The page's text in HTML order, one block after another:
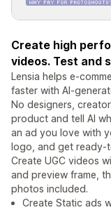
Create high
videos. Test and
Lensia helps e-
faster with AI-
No designers,
product and tell AI
an ad you love with
logo, and get
Create UGC videos
and preview frame,
photos included.
Create Static ads